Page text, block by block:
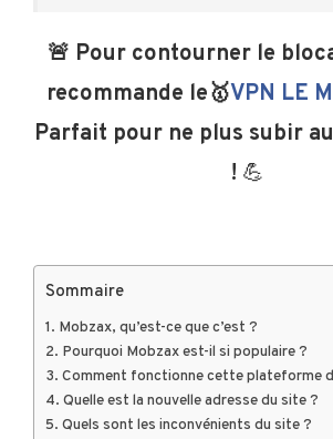
🚨 Pour contourner le
recommande le🥇VPN LE
Parfait pour ne plus subir
! 💪
Sommaire
Mobzax, qu’est-ce que c’est ?
Pourquoi Mobzax est-il si populaire ?
Comment fonctionne cette plateforme
Quelle est la nouvelle adresse du site ?
Quels sont les inconvénients du site ?